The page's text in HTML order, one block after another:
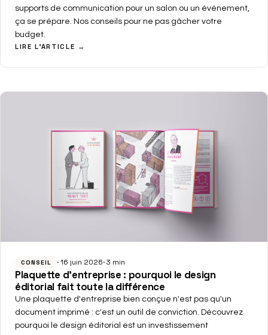
supports de communication pour un salon ou un événement,
ça se prépare. Nos conseils pour ne pas gâcher votre
budget.
LIRE L'ARTICLE →
CONSEIL 16 juin 2026 3 min
Plaquette d'entreprise : pourquoi le design
éditorial fait toute la différence
Une plaquette d'entreprise bien conçue n'est pas qu'un
document imprimé : c'est un outil de conviction. Découvrez
pourquoi le design éditorial est un investissement